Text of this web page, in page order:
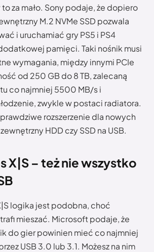
za mało. Sony podaje, że dopiero
M.2 NVMe SSD pozwala
i uruchamiać gry PS5 i PS4
pamięci. Taki nośnik musi
wymagania, między innymi PCIe
od 250 GB do 8 TB, zalecaną
co najmniej 5500 MB/s i
zwykle w postaci radiatora.
rozszerzenie dla nowych
HDD czy SSD na USB.
X|S – też nie wszystko
logika jest podobna, choć
mieszać. Microsoft podaje, że
do gier powinien mieć co najmniej
USB 3.0 lub 3.1. Możesz na nim